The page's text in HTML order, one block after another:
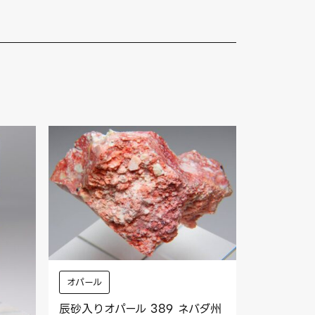
オパール
辰砂入りオパール 389 ネバダ州